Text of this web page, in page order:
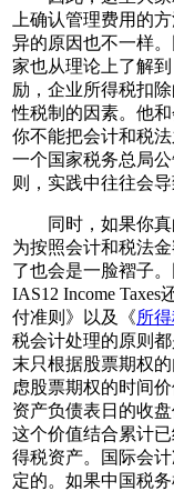
上确认管理费用的
异的原因也不一样
家也从理论上了解
励，企业所得税扣
性税制的因素。他
你不能把会计和税
一个国家税务总局
则，实践中往往会
同时，如果你真
为按照会计和税法
了也会是一脸褶子。
IAS12 Income
付准则》以及《所
税会计处理的原则
末只根据股票期权
虑股票期权的时间
资产负债表日的收
这个价值结合累计
得税资产。国际会
定的。如果中国税